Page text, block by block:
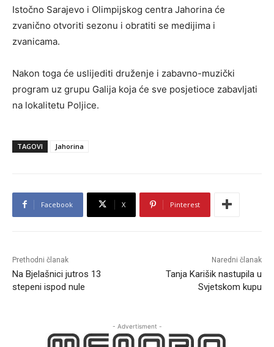
Istočno Sarajevo i Olimpijskog centra Jahorina će
zvanično otvoriti sezonu i obratiti se medijima i
zvanicama.
Nakon toga će uslijediti druženje i zabavno-muzički
program uz grupu Galija koja će sve posjetioce zabavljati
na lokalitetu Poljice.
TAGOVI Jahorina
Facebook X Pinterest
Prethodni članak
Na Bjelašnici jutros 13
stepeni ispod nule
Naredni članak
Tanja Karišik nastupila u
Svjetskom kupu
- Advertisment -